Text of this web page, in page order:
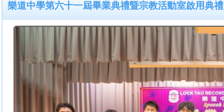
樂道中學第六十一屆畢業典禮暨宗教活動室啟用典禮